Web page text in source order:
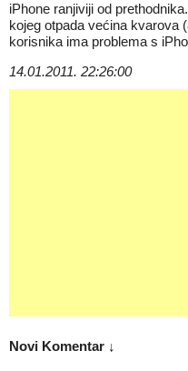
iPhone ranjiviji od
kojeg otpada većina kvarova
korisnika ima problema s
14.01.2011. 22:26:00
Novi Komentar ↓